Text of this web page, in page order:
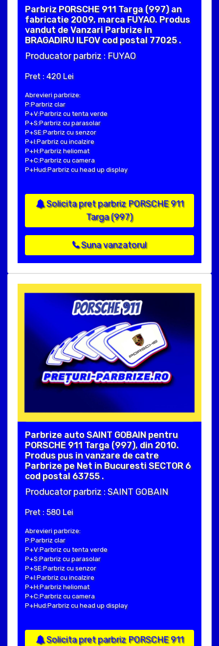
Parbriz PORSCHE 911 Targa (997) an
fabricatie 2009, marca FUYAO. Produs
vandut de Vanzari Parbrize in
BRAGADIRU ILFOV cod postal 77025 .
Producator parbriz : FUYAO
Pret : 420 Lei
Abrevieri parbrize:
P:Parbriz clar
P+V:Parbriz cu tenta verde
P+S:Parbriz cu parasolar
P+SE:Parbriz cu senzor
P+I:Parbriz cu incalzire
P+H:Parbriz heliomat
P+C:Parbriz cu camera
P+Hud:Parbriz cu head up display
Solicita pret parbriz PORSCHE 911
Targa (997)
Suna vanzatorul
Parbrize auto SAINT GOBAIN pentru
PORSCHE 911 Targa (997), din 2010.
Produs pus in vanzare de catre
Parbrize pe Net in Bucuresti SECTOR 6
cod postal 63755 .
Producator parbriz : SAINT GOBAIN
Pret : 580 Lei
Abrevieri parbrize:
P:Parbriz clar
P+V:Parbriz cu tenta verde
P+S:Parbriz cu parasolar
P+SE:Parbriz cu senzor
P+I:Parbriz cu incalzire
P+H:Parbriz heliomat
P+C:Parbriz cu camera
P+Hud:Parbriz cu head up display
Solicita pret parbriz PORSCHE 911